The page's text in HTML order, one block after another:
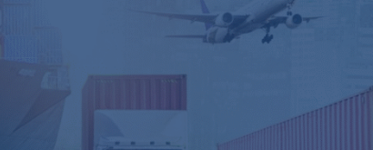
không? Giải đáp chi tiết
sử dụng quan tâm, đặc biệt là trong bối cảnh hội nhập và
ví điện tử phổ biến tại Việt Nam. Tuy nhiên, khi nhắc